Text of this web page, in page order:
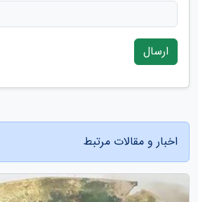
ارسال
اخبار و مقالات مرتبط